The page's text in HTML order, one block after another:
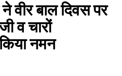
वीर बाल दिवस पर
व चारों
नमन